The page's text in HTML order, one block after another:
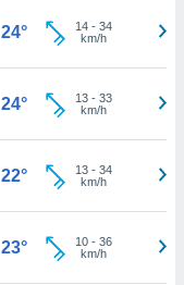
24° 14- 34
km/h
24° 13- 33
km/h
22° 13- 34
km/h
23° 10- 36
km/h